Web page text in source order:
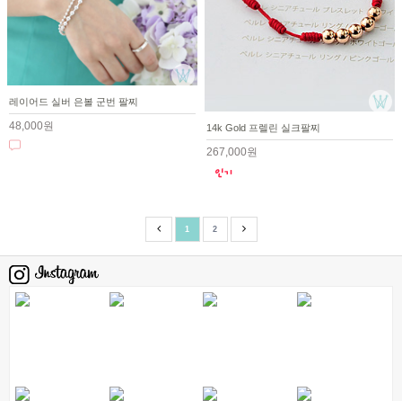
레이어드 실버 은볼 군번 팔찌
48,000원 14k Gold 프렐린 실크팔찌
267,000원
1 2